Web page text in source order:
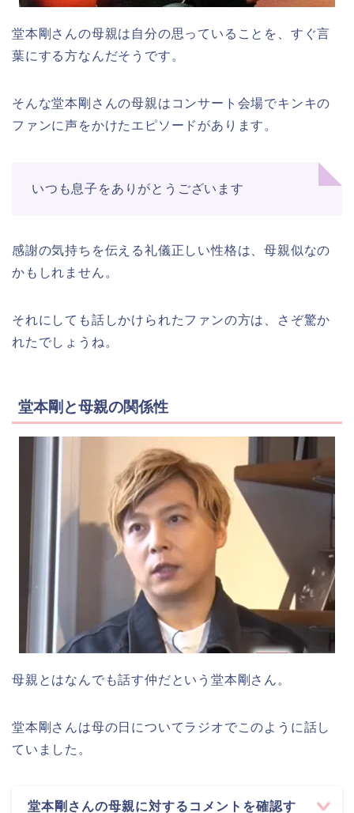
堂本剛さんの母親は自分の思っていることを、すぐ言
葉にする方なんだそうです。
そんな堂本剛さんの母親はコンサート会場でキンキの
ファンに声をかけたエピソードがあります。
いつも息子をありがとうございます
感謝の気持ちを伝える礼儀正しい性格は、母親似なの
かもしれません。
それにしても話しかけられたファンの方は、さぞ驚か
れたでしょうね。
堂本剛と母親の関係性
母親とはなんでも話す仲だという堂本剛さん。
堂本剛さんは母の日についてラジオでこのように話し
ていました。
堂本剛さんの母親に対するコメントを確認す